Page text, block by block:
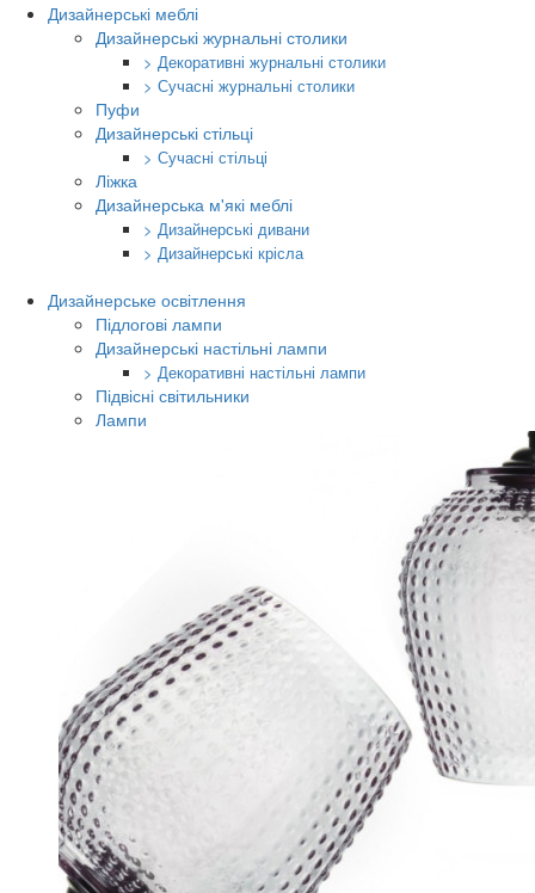
Дизайнерські меблі
Дизайнерські журнальні столики
> Декоративні журнальні столики
> Сучасні журнальні столики
Пуфи
Дизайнерські стільці
> Сучасні стільці
Ліжка
Дизайнерська м'які меблі
> Дизайнерські дивани
> Дизайнерські крісла
Дизайнерське освітлення
Підлогові лампи
Дизайнерські настільні лампи
> Декоративні настільні лампи
Підвісні світильники
Лампи